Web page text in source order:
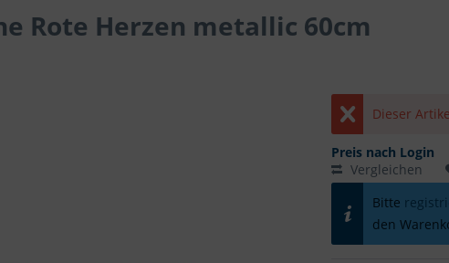
Rote Herzen metallic 60cm
Dieser
Preis nach Login
Vergleichen
Bitte
den